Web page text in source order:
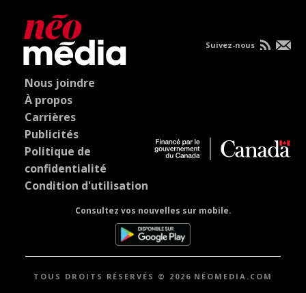
Nous joindre
À propos
Carrières
Publicités
Politique de
confidentialité
Condition d'utilisation
Consultez vos nouvelles sur mobile.
Suivez-nous
TOUS DROITS RÉSERVÉS © 2026 NÉOMEDIA.COM